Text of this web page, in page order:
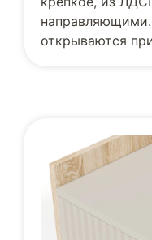
открываются